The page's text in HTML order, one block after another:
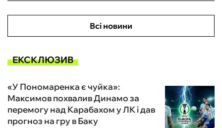
Всі новини
ЕКСКЛЮЗИВ
«У Пономаренка є чуйка»:
Максимов похвалив Динамо за
перемогу над Карабахом у ЛК і дав
прогноз на гру в Баку